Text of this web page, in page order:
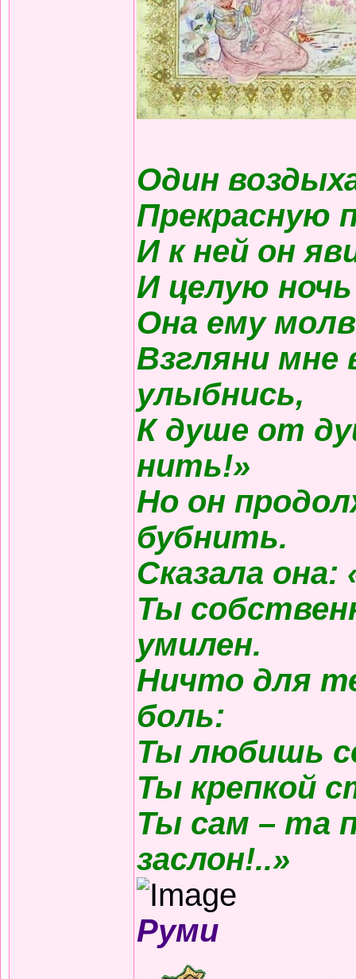
Один
Прекрасную
И к ней он
И целую
Она ему
Взгляни мне
улыбнись,
К душе от
нить!»
Но он
бубнить.
Сказала
Ты
умилен.
Ничто для
боль:
Ты любишь
Ты крепкой
Ты сам – та
заслон!..»
Руми